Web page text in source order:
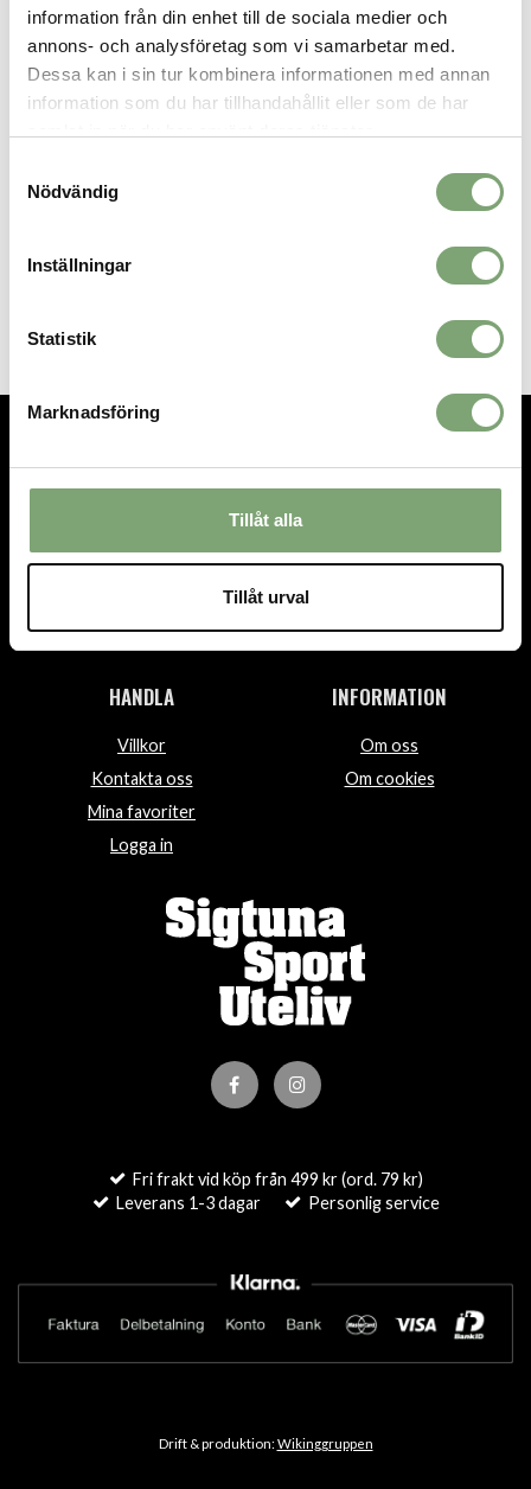
information från din enhet till de sociala medier och
annons- och analysföretag som vi samarbetar med.
Dessa kan i sin tur kombinera informationen med annan
information som du har tillhandahållit eller som de har
Nödvändig
Inställningar
Statistik
Marknadsföring
Tillåt alla
Tillåt urval
HÄLDROP: 8 mm
VIKT: 271 g/9.6 oz
SUPPORT: Neutral
Designad för Neutral / Underpronation
SPARA SOM FAVORIT
Artikelnummer:
INFO@SIGTUNASPORT.SE
Stora Gatan 29, Sigtuna
Öppettider:
Mån-fre 10-18, Lör 10-15, Sön 12-15
HANDLA
Villkor
Kontakta oss
Mina favoriter
Logga in
INFORMATION
Om oss
Om cookies
Fri frakt vid köp från 499 kr (ord. 79 kr)
Leverans 1-3 dagar
Personlig service
Drift & produktion: Wikinggruppen